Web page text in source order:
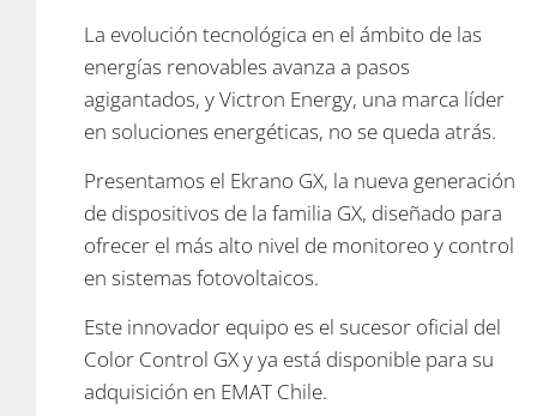
La evolución tecnológica en el ámbito de las
energías renovables avanza a pasos
agigantados, y Victron Energy, una marca líder
en soluciones energéticas, no se queda atrás.
Presentamos el Ekrano GX, la nueva generación
de dispositivos de la familia GX, diseñado para
ofrecer el más alto nivel de monitoreo y control
en sistemas fotovoltaicos.
Este innovador equipo es el sucesor oficial del
Color Control GX y ya está disponible para su
adquisición en EMAT Chile.